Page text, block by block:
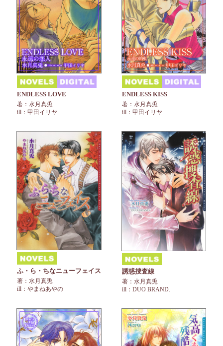
ENDLESS LOVE
著：水月真兎
ill：甲田イリヤ
ENDLESS KISS
著：水月真兎
ill：甲田イリヤ
ふ・ら・ちなニューフェイス
著：水月真兎
ill：やまねあやの
誘惑捜査線
著：水月真兎
ill：DUO BRAND.